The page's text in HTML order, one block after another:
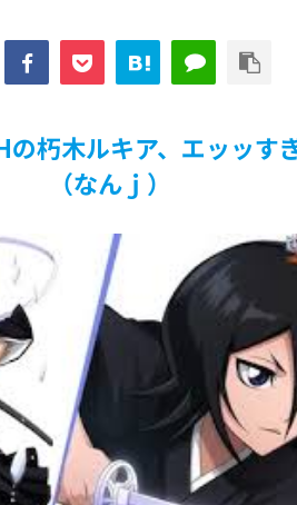
！
で限界まで極める事にした件 その２
の新グッズ、流石に一線を越えてしまう
。RSSの解除をお願いします。
ういう時にどこに建てるのかわからない
だがｗｗｗ
の朽木ルキア、エッッす
（なんｊ）